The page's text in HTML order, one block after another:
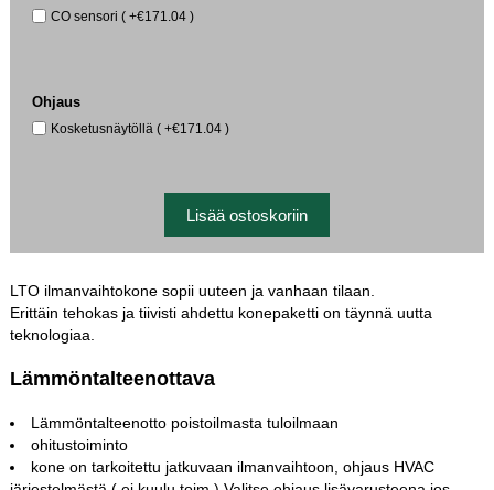
CO sensori ( +€171.04 )
Ohjaus
Kosketusnäytöllä ( +€171.04 )
LTO ilmanvaihtokone sopii uuteen ja vanhaan tilaan.
Erittäin tehokas ja tiivisti ahdettu konepaketti on täynnä uutta
teknologiaa.
Lämmöntalteenottava
Lämmöntalteenotto poistoilmasta tuloilmaan
ohitustoiminto
kone on tarkoitettu jatkuvaan ilmanvaihtoon, ohjaus HVAC